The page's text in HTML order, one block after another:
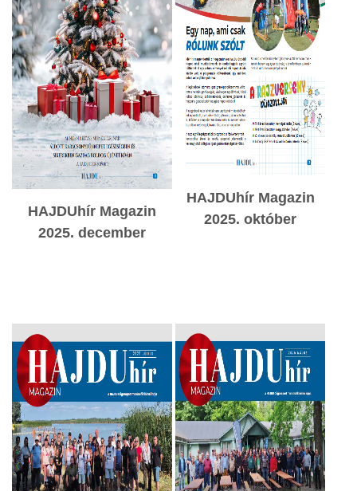
HAJDUhír Magazin
2025. december
HAJDUhír Magazin
2025. október